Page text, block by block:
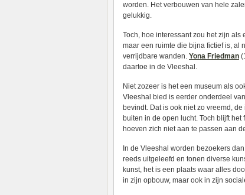
worden. Het verbouwen van hele
gelukkig.
Toch, hoe interessant zou het zijn
maar een ruimte die bijna fictief is, al
verrijdbare wanden. Yona Friedman
daartoe in de Vleeshal.
Niet zozeer is het een museum als
Vleeshal bied is eerder onderdeel
bevindt. Dat is ook niet zo vreemd,
buiten in de open lucht. Toch blijft
hoeven zich niet aan te passen aan
In de Vleeshal worden bezoekers
reeds uitgeleefd en tonen diverse
kunst, het is een plaats waar alles
in zijn opbouw, maar ook in zijn